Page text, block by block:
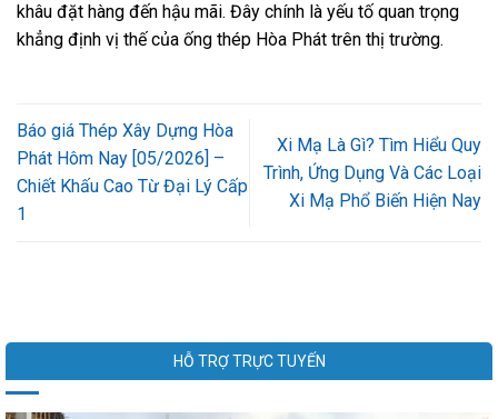
khâu đặt hàng đến hậu mãi. Đây chính là yếu tố quan trọng
khẳng định vị thế của ống thép Hòa Phát trên thị trường.
Báo giá Thép Xây Dựng Hòa
Phát Hôm Nay [05/2026] –
Chiết Khấu Cao Từ Đại Lý Cấp
1
Xi Mạ Là Gì? Tìm Hiểu Quy
Trình, Ứng Dụng Và Các Loại
Xi Mạ Phổ Biến Hiện Nay
HỖ TRỢ TRỰC TUYẾN